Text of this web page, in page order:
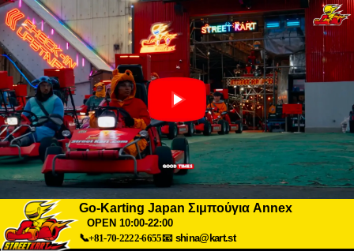
Go-Karting Japan Σιμπούγια Annex
OPEN 10:00-22:00
📞+81-70-2222-6655📧 shina@kart.st